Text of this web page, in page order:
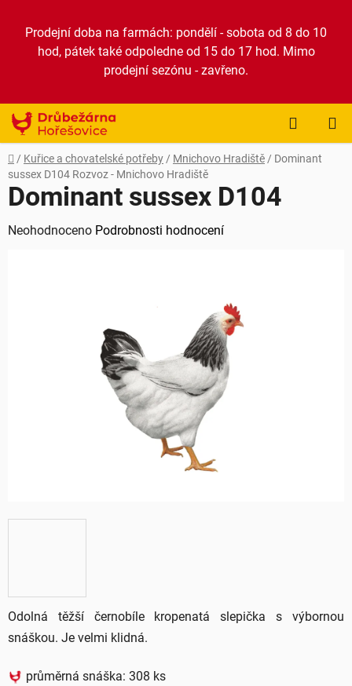
obsah
Prodejní doba na farmách: pondělí - sobota od 8 do 10
hod, pátek také odpoledne od 15 do 17 hod. Mimo
prodejní sezónu - zavřeno.
KOŠÍK
Domů
/ Kuřice a chovatelské potřeby / Mnichovo Hradiště / Dominant
sussex D104 Rozvoz - Mnichovo Hradiště
Odolná těžší černobíle kropenatá slepička s výbornou
snáškou. Je velmi klidná.
průměrná snáška: 308 ks
Dominant sussex D104
Průměrné
Neohodnoceno Podrobnosti hodnocení